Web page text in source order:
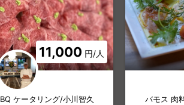
11,000 円/人
ケータリング/小川智久 バモス 肉